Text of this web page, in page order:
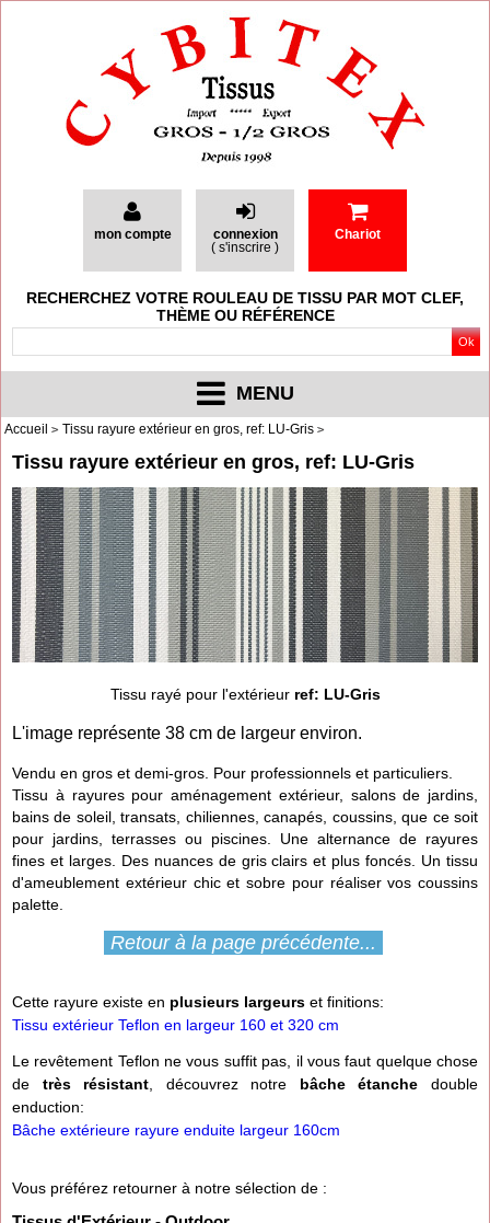
mon compte
connexion
( s'inscrire )
Chariot
MENU
RECHERCHEZ VOTRE ROULEAU DE TISSU PAR MOT CLEF,
THÈME OU RÉFÉRENCE
Accueil Tissu rayure extérieur en gros, ref: LU-Gris
Tissu rayure extérieur en gros, ref: LU-Gris
Tissu rayé pour l'extérieur ref: LU-Gris
L'image représente 38 cm de largeur environ.
Vendu en gros et demi-gros. Pour professionnels et particuliers.
Tissu à rayures pour aménagement extérieur, salons de jardins,
bains de soleil, transats, chiliennes, canapés, coussins, que ce soit
pour jardins, terrasses ou piscines. Une alternance de rayures
fines et larges. Des nuances de gris clairs et plus foncés. Un tissu
d'ameublement extérieur chic et sobre pour réaliser vos coussins
palette.
Cette rayure existe en plusieurs largeurs et finitions:
Tissu extérieur Teflon en largeur 160 et 320 cm
Le revêtement Teflon ne vous suffit pas, il vous faut quelque chose
de très résistant , découvrez notre bâche étanche double
enduction:
Bâche extérieure rayure enduite largeur 160cm
Vous préférez retourner à notre sélection de :